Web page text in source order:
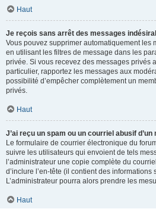
Haut
Je reçois sans arrêt des messages
Vous pouvez supprimer automatiquement les
en utilisant les filtres de message dans les
privée. Si vous recevez des messages privés
particulier, rapportez les messages aux
possibilité d’empêcher complètement un
privés.
Haut
J’ai reçu un spam ou un courriel abusif
Le formulaire de courrier électronique du
suivre les utilisateurs qui envoient de tels
l’administrateur une copie complète du
d’inclure l’en-tête (il contient des informations
L’administrateur pourra alors prendre les
Haut